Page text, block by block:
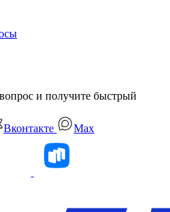
и получите быстрый
Вконтакте Мах